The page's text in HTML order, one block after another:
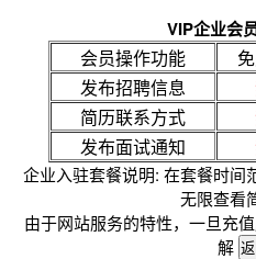
VIP企业会
会员操作功能
发布招聘信息
简历联系方式
发布面试通知
企业入驻套餐说明: 在套餐时间
无限查看
由于网站服务的特性，一旦充
解